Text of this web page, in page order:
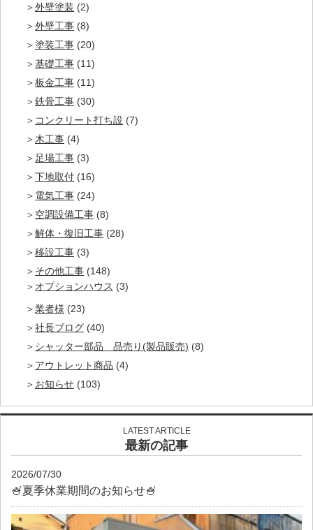
外壁塗装 (2)
外壁工事 (8)
塗装工事 (20)
基礎工事 (11)
板金工事 (11)
鉄骨工事 (30)
コンクリート打ち設 (7)
木工事 (4)
足場工事 (3)
下地取付 (16)
電気工事 (24)
空調設備工事 (8)
解体・復旧工事 (28)
移設工事 (3)
その他工事 (148)
オプションハウス (3)
業者様 (23)
社長ブログ (40)
シャッター部品 品売り(製品販売) (8)
アウトレット商品 (4)
お知らせ (103)
LATEST ARTICLE
最新の記事
2026/07/30
🍧夏季休業期間のお知らせ🍧